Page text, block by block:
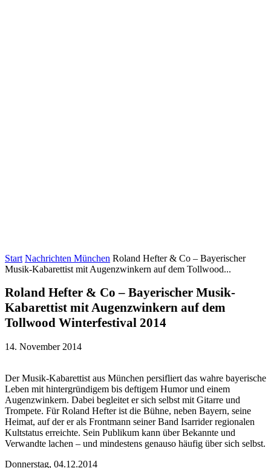
Start Nachrichten München Roland Hefter & Co – Bayerischer
Musik-Kabarettist mit Augenzwinkern auf dem Tollwood...
Roland Hefter & Co – Bayerischer Musik-
Kabarettist mit Augenzwinkern auf dem
Tollwood Winterfestival 2014
14. November 2014
Der Musik-Kabarettist aus München persifliert das wahre bayerische
Leben mit hintergründigem bis deftigem Humor und einem
Augenzwinkern. Dabei begleitet er sich selbst mit Gitarre und
Trompete. Für Roland Hefter ist die Bühne, neben Bayern, seine
Heimat, auf der er als Frontmann seiner Band Isarrider regionalen
Kultstatus erreichte. Sein Publikum kann über Bekannte und
Verwandte lachen – und mindestens genauso häufig über sich selbst.
Donnerstag, 04.12.2014